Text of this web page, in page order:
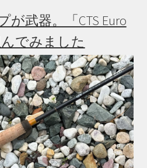
武器。「CTS Euro
んでみました